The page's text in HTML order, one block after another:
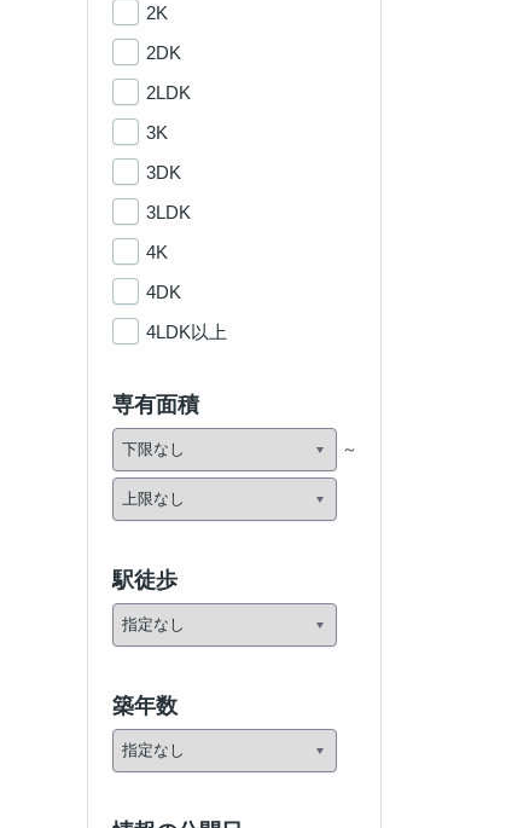
2K
2DK
2LDK
3K
3DK
3LDK
4K
4DK
4LDK以上
専有面積
駅徒歩
築年数